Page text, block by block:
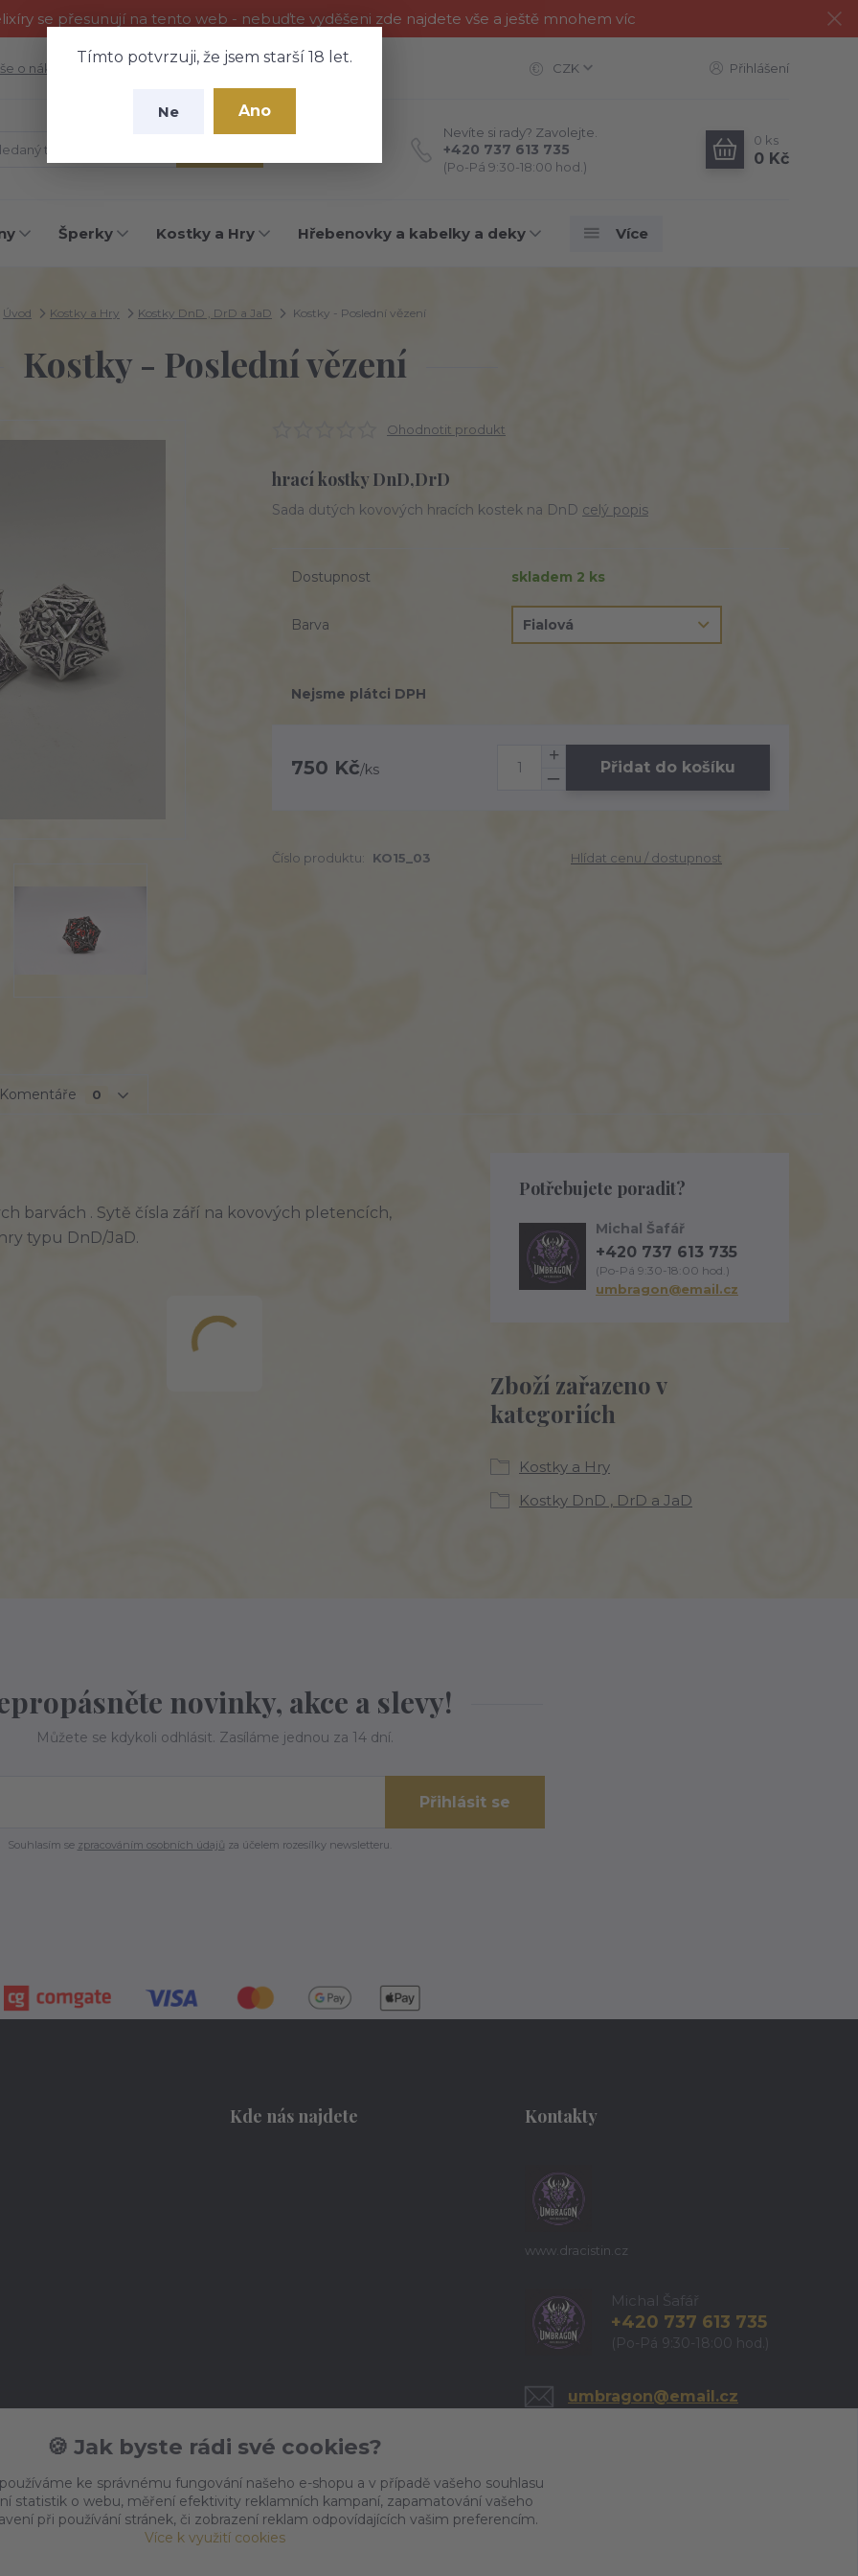
se přesunují na tento web - nebuďte vyděšeni zde najdete vše a ještě mnohem víc
Tímto potvrzuji, že jsem starší 18 let.
Ne Ano
o nákupu Fotogalerie Kontakty CZK Přihlášení
Nevíte si rady? Zavolejte.
+420 737 613 735
(Po-Pá 9:30-18:00 hod.)
0 ks
0 Kč
Šperky Kostky a Hry Hřebenovky a kabelky a deky Více
Úvod Kostky a Hry Kostky DnD , DrD a JaD Kostky - Poslední vězení
Kostky - Poslední vězení
Ohodnotit produkt
hrací kostky DnD,DrD
Sada dutých kovových hracích kostek na DnD celý popis
Dostupnost skladem 2 ks
Barva
Nejsme plátci DPH
750 Kč/ks Přidat do košíku
Číslo produktu: KO15_03 Hlídat cenu / dostupnost
Komentáře 0
barvách . Sytě čísla září na kovových pletencích,
typu DnD/JaD.
Zboží zařazeno v
kategoriích
Kostky a Hry
Kostky DnD , DrD a JaD
Potřebujete poradit?
Michal Šafář
+420 737 613 735
(Po-Pá 9:30-18:00 hod.)
umbragon@email.cz
novinky, akce a slevy!
Můžete se kdykoli odhlásit. Zasíláme jednou za 14 dní.
Přihlásit se
Souhlasím se zpracováním osobních údajů za účelem rozesílky newsletteru.
Kde nás najdete Kontakty
www.dracistin.cz
Michal Šafář
+420 737 613 735
(Po-Pá 9:30-18:00 hod.)
umbragon@email.cz
🍪 Jak byste rádi své cookies?
ke správnému fungování našeho e-shopu a v případě vašeho souhlasu
statistik o webu, měření efektivity reklamních kampaní, zapamatování vašeho
při používání stránek, či zobrazení reklam odpovídajících vašim preferencím.
Více k využití cookies